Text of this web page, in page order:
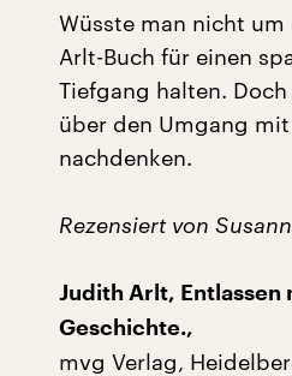
Wüsste man nicht
Arlt-Buch für einen
Tiefgang halten.
über den Umgang
nachdenken.
Rezensiert von
Judith Arlt, Entlassen
Geschichte.,
mvg Verlag,